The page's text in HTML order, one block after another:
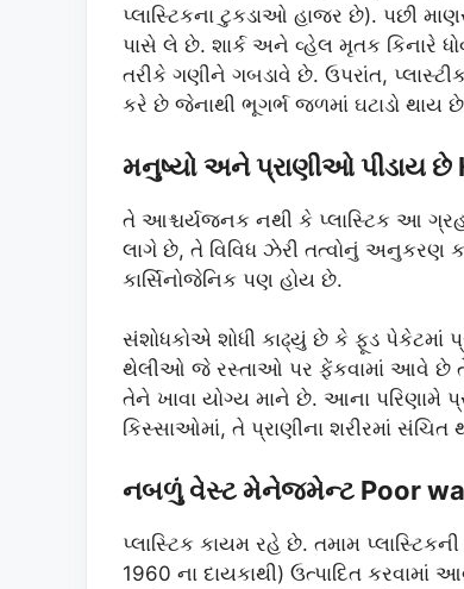
પ્લાસ્ટિકના ટુકડાઓ હાજર છે). પછી
પાસે લે છે. શાર્ક અને વ્હેલ મૃતક કિનારે
તરીકે ગણીને ગબડાવે છે. ઉપરાંત,
કરે છે જેનાથી ભૂગર્ભ જળમાં ઘટાડો થાય
મનુષ્યો અને પ્રાણીઓ પીડાય
તે આશ્ચર્યજનક નથી કે પ્લાસ્ટિક આ
લાગે છે, તે વિવિધ ઝેરી તત્વોનું અનુકરણ
કાર્સિનોજેનિક પણ હોય છે.
સંશોધકોએ શોધી કાઢ્યું છે કે ફૂડ પેકેટમાં
થેલીઓ જે રસ્તાઓ પર ફેંકવામાં આવે છે
તેને ખાવા યોગ્ય માને છે. આના
કિસ્સાઓમાં, તે પ્રાણીના શરીરમાં
નબળું વેસ્ટ મેનેજમેન્ટ Poor
પ્લાસ્ટિક કાયમ રહે છે. તમામ
1960 ના દાયકાથી) ઉત્પાદિત